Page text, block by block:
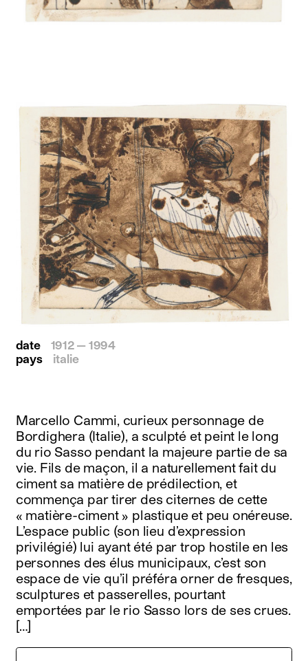
instagram
facebook
français english
date
1912 — 1994
pays
italie
Marcello Cammi, curieux personnage de
Bordighera (Italie), a sculpté et peint le long
du rio Sasso pendant la majeure partie de sa
vie. Fils de maçon, il a naturellement fait du
ciment sa matière de prédilection, et
commença par tirer des citernes de cette
« matière-ciment » plastique et peu onéreuse.
L’espace public (son lieu d’expression
privilégié) lui ayant été par trop hostile en les
personnes des élus municipaux, c’est son
espace de vie qu’il préféra orner de fresques,
sculptures et passerelles, pourtant
emportées par le rio Sasso lors de ses crues.
[…]